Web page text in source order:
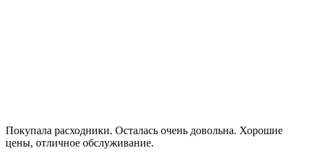
Покупала расходники. Осталась очень довольна. Хорошие
цены, отличное обслуживание.